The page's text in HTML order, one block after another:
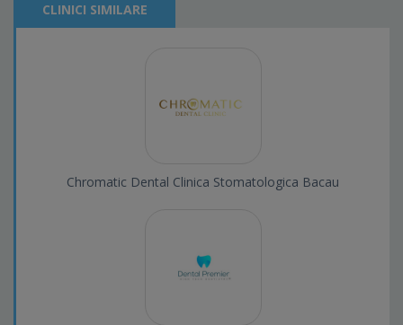
CLINICI SIMILARE
Chromatic Dental Clinica Stomatologica Bacau